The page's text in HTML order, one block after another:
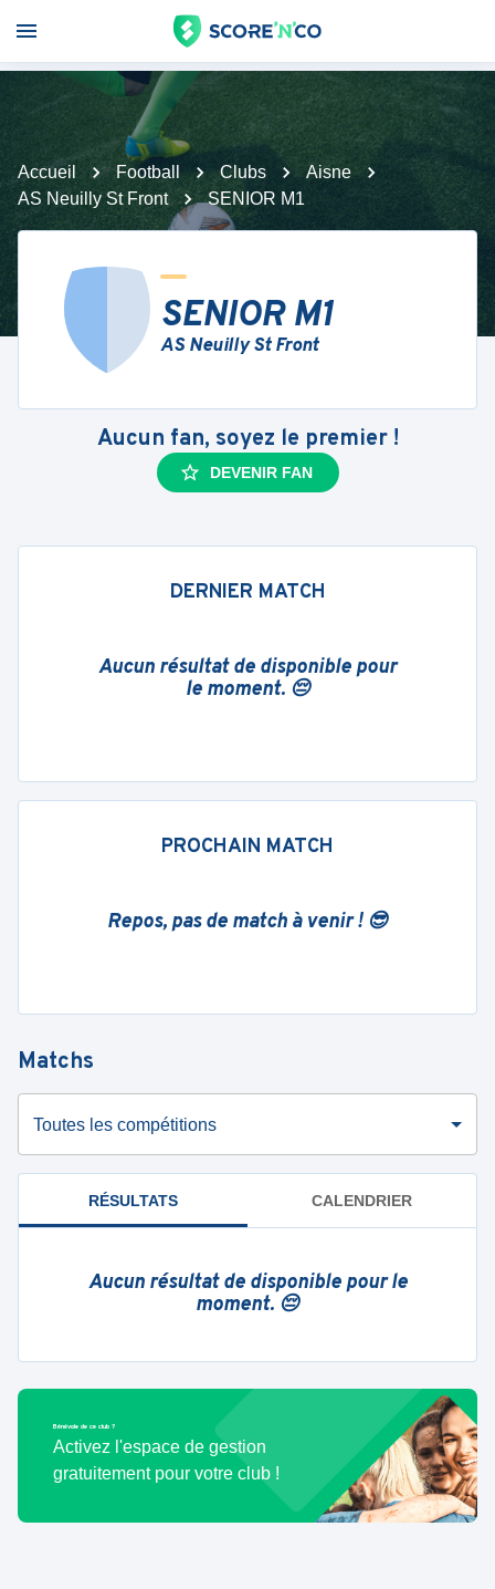
Accueil Football Clubs
Aisne
AS Neuilly St Front
SENIOR M1
SENIOR M1
AS Neuilly St Front
Aucun fan, soyez le premier !
DEVENIR FAN
DERNIER MATCH
Aucun résultat de disponible pour
le moment. 😔
PROCHAIN MATCH
Repos, pas de match à venir ! 😎
Matchs
Toutes les compétitions
RÉSULTATS CALENDRIER
Aucun résultat de disponible pour le
moment. 😔
Bénévole de ce club ?
Activez l'espace de gestion
gratuitement pour votre club !